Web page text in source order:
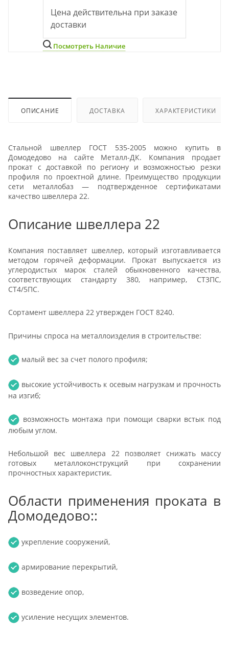
Цена действительна при заказе
доставки
Посмотреть Наличие
ОПИСАНИЕ ДОСТАВКА ХАРАКТЕРИСТИКИ
Стальной швеллер ГОСТ 535-2005 можно купить в
Домодедово на сайте Металл-ДК. Компания продает
прокат с доставкой по региону и возможностью резки
профиля по проектной длине. Преимущество продукции
сети металлобаз — подтвержденное сертификатами
качество швеллера 22.
Описание швеллера 22
Компания поставляет швеллер, который изготавливается
методом горячей деформации. Прокат выпускается из
углеродистых марок сталей обыкновенного качества,
соответствующих стандарту 380, например, СТ3ПС,
СТ4/5ПС.
Сортамент швеллера 22 утвержден ГОСТ 8240.
Причины спроса на металлоизделия в строительстве:
малый вес за счет полого профиля;
высокие устойчивость к осевым нагрузкам и прочность
на изгиб;
возможность монтажа при помощи сварки встык под
любым углом.
Небольшой вес швеллера 22 позволяет снижать массу
готовых металлоконструкций при сохранении
прочностных характеристик.
Области применения проката в
Домодедово::
укрепление сооружений,
армирование перекрытий,
возведение опор,
усиление несущих элементов.